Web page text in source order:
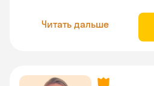
Читать дальше